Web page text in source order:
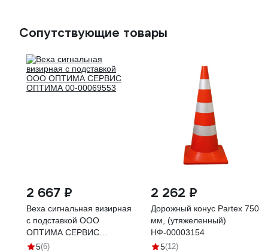
Сопутствующие товары
2 667 ₽
Веха сигнальная визирная
с подставкой ООО
ОПТИМА СЕРВИС
ОПТИМА 00-00069553
5(6)
2 262 ₽
Дорожный конус Partex 750
мм, (утяжеленный)
НФ-00003154
5(12)